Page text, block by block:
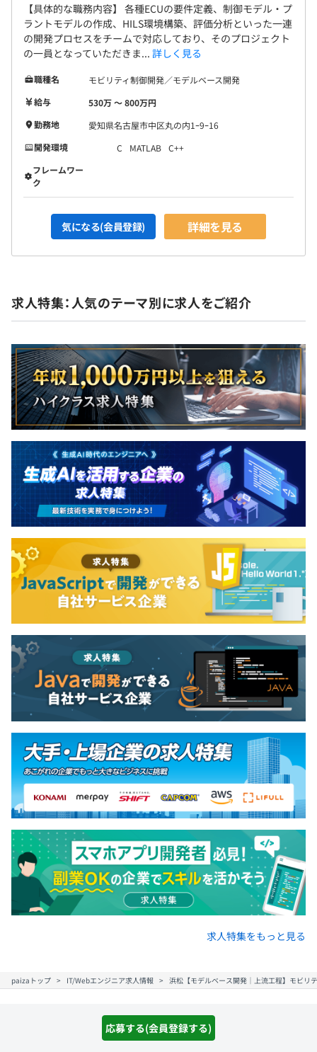
応募する(会員登録する)
【具体的な職務内容】 各種ECUの要件定義、制御モデル・プ
ラントモデルの作成、HILS環境構築、評価分析といった一連
の開発プロセスをチームで対応しており、そのプロジェクト
の一員となっていただきま... 詳しく見る
職種名
モビリティ制御開発／モデルベース開発
給与
530万 〜 800万円
勤務地
愛知県名古屋市中区丸の内1ｰ9ｰ16
開発環境
C MATLAB C++
フレームワー
ク
気になる(会員登録) 詳細を見る
求人特集：人気のテーマ別に求人をご紹介
求人特集をもっと見る
paizaトップ IT/Webエンジニア求人情報 浜松【モデルベース開発｜上流工程】モビリ